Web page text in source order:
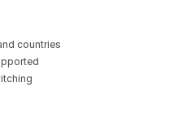
countries